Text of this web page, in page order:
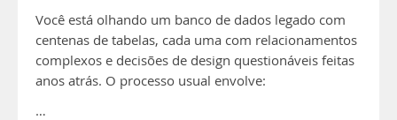
Você está olhando um banco de dados legado com
centenas de tabelas, cada uma com relacionamentos
complexos e decisões de design questionáveis feitas
anos atrás. O processo usual envolve:
…